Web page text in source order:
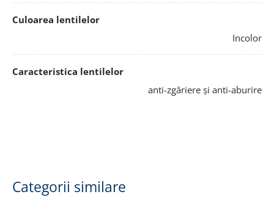
Culoarea lentilelor
Incolor
Caracteristica lentilelor
anti-zgâriere și anti-aburire
Categorii similare